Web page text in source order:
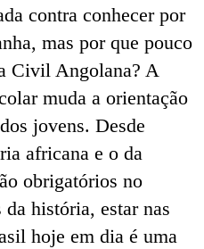
contra conhecer por
mas por que pouco
Civil Angolana? A
muda a orientação
jovens. Desde
africana e o da
obrigatórios no
história, estar nas
hoje em dia é uma